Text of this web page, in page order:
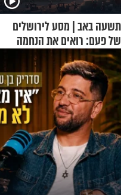
תשעה באב | מסע לירושלים
של פעם: רואים את הנחמה